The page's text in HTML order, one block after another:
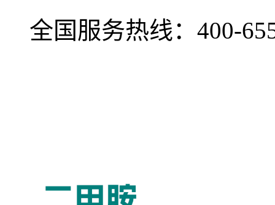
全国服务热线： 400-